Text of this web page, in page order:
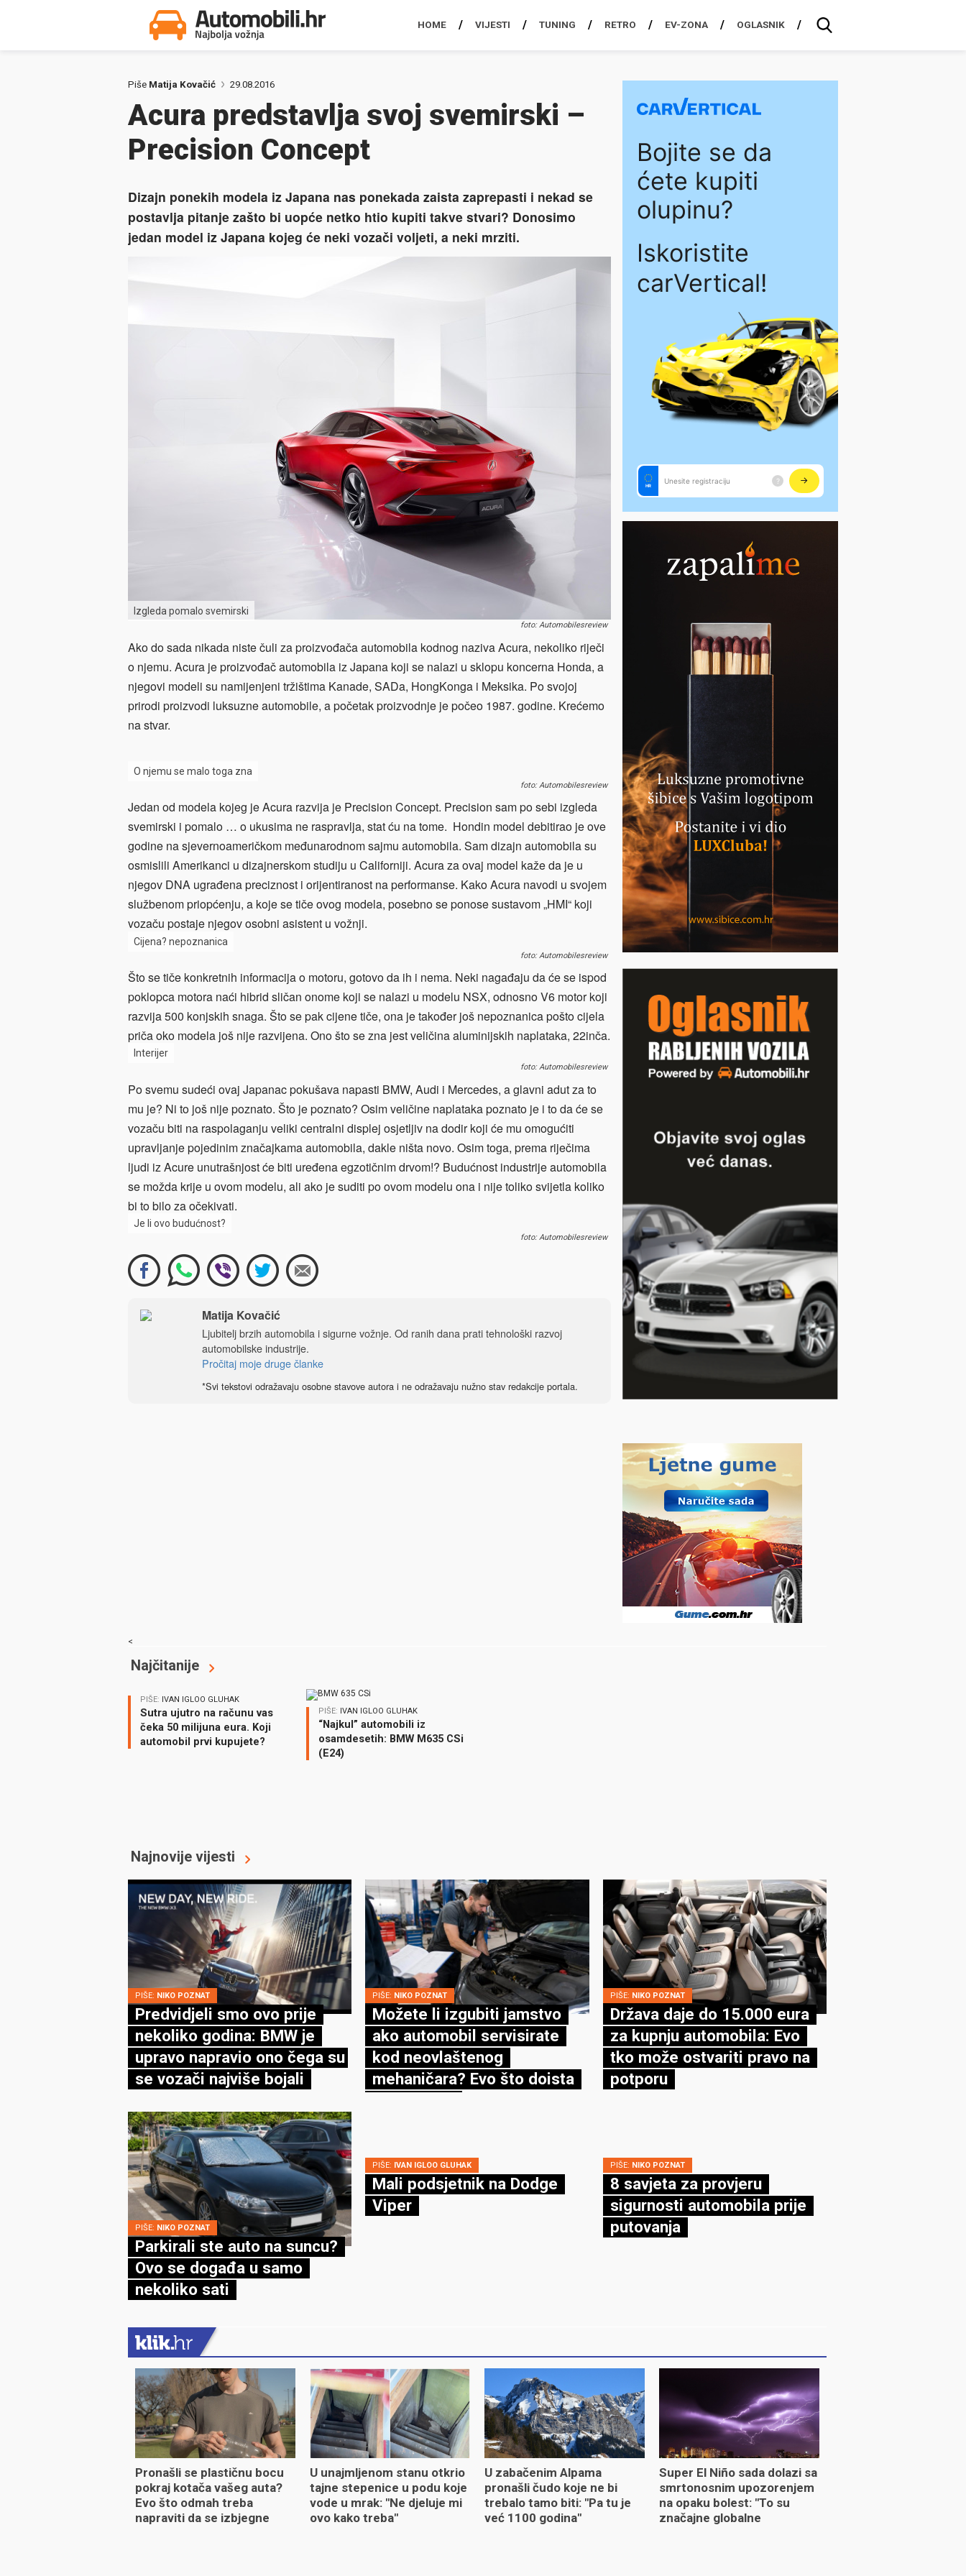
HOME VIJESTI TUNING RETRO EV-ZONA OGLASNIK
Piše Matija Kovačić 29.08.2016
Acura predstavlja svoj svemirski –
Precision Concept
Dizajn ponekih modela iz Japana nas ponekada zaista zaprepasti i nekad se
postavlja pitanje zašto bi uopće netko htio kupiti takve stvari? Donosimo
jedan model iz Japana kojeg će neki vozači voljeti, a neki mrziti.
Izgleda pomalo svemirski
foto: Automobilesreview
Ako do sada nikada niste čuli za proizvođača automobila kodnog naziva Acura, nekoliko riječi
o njemu. Acura je proizvođač automobila iz Japana koji se nalazi u sklopu koncerna Honda, a
njegovi modeli su namijenjeni tržištima Kanade, SADa, HongKonga i Meksika. Po svojoj
prirodi proizvodi luksuzne automobile, a početak proizvodnje je počeo 1987. godine. Krećemo
na stvar.
O njemu se malo toga zna
foto: Automobilesreview
Jedan od modela kojeg je Acura razvija je Precision Concept. Precision sam po sebi izgleda
svemirski i pomalo … o ukusima ne raspravlja, stat ću na tome. Hondin model debitirao je ove
godine na sjevernoameričkom međunarodnom sajmu automobila. Sam dizajn automobila su
osmislili Amerikanci u dizajnerskom studiju u Californiji. Acura za ovaj model kaže da je u
njegov DNA ugrađena preciznost i orijentiranost na performanse. Kako Acura navodi u svojem
službenom priopćenju, a koje se tiče ovog modela, posebno se ponose sustavom „HMI“ koji
vozaču postaje njegov osobni asistent u vožnji.
Cijena? nepoznanica
foto: Automobilesreview
Što se tiče konkretnih informacija o motoru, gotovo da ih i nema. Neki nagađaju da će se ispod
poklopca motora naći hibrid sličan onome koji se nalazi u modelu NSX, odnosno V6 motor koji
razvija 500 konjskih snaga. Što se pak cijene tiče, ona je također još nepoznanica pošto cijela
priča oko modela još nije razvijena. Ono što se zna jest veličina aluminijskih naplataka, 22inča.
Interijer
foto: Automobilesreview
Po svemu sudeći ovaj Japanac pokušava napasti BMW, Audi i Mercedes, a glavni adut za to
mu je? Ni to još nije poznato. Što je poznato? Osim veličine naplataka poznato je i to da će se
vozaču biti na raspolaganju veliki centralni displej osjetljiv na dodir koji će mu omogućiti
upravljanje pojedinim značajkama automobila, dakle ništa novo. Osim toga, prema riječima
ljudi iz Acure unutrašnjost će biti uređena egzotičnim drvom!? Budućnost industrije automobila
se možda krije u ovom modelu, ali ako je suditi po ovom modelu ona i nije toliko svijetla koliko
bi to bilo za očekivati.
Je li ovo budućnost?
foto: Automobilesreview
Matija Kovačić
Ljubitelj brzih automobila i sigurne vožnje. Od ranih dana prati tehnološki razvoj
automobilske industrije.
Pročitaj moje druge članke
*Svi tekstovi odražavaju osobne stavove autora i ne odražavaju nužno stav redakcije portala.
<
Najčitanije
PIŠE: IVAN IGLOO GLUHAK
Sutra ujutro na računu vas
čeka 50 milijuna eura. Koji
automobil prvi kupujete?
PIŠE: IVAN IGLOO GLUHAK
“Najkul” automobili iz
osamdesetih: BMW M635 CSi
(E24)
Najnovije vijesti
PIŠE: NIKO POZNAT
Predvidjeli smo ovo prije
nekoliko godina: BMW je
upravo napravio ono čega su
se vozači najviše bojali
PIŠE: NIKO POZNAT
Možete li izgubiti jamstvo
ako automobil servisirate
kod neovlaštenog
mehaničara? Evo što doista
PIŠE: NIKO POZNAT
Država daje do 15.000 eura
za kupnju automobila: Evo
tko može ostvariti pravo na
potporu
PIŠE: NIKO POZNAT
Parkirali ste auto na suncu?
Ovo se događa u samo
nekoliko sati
PIŠE: IVAN IGLOO GLUHAK
Mali podsjetnik na Dodge
Viper
PIŠE: NIKO POZNAT
8 savjeta za provjeru
sigurnosti automobila prije
putovanja
Pronašli se plastičnu bocu
pokraj kotača vašeg auta?
Evo što odmah treba
napraviti da se izbjegne
U unajmljenom stanu otkrio
tajne stepenice u podu koje
vode u mrak: "Ne djeluje mi
ovo kako treba"
U zabačenim Alpama
pronašli čudo koje ne bi
trebalo tamo biti: "Pa tu je
već 1100 godina"
Super El Niño sada dolazi sa
smrtonosnim upozorenjem
na opaku bolest: "To su
značajne globalne